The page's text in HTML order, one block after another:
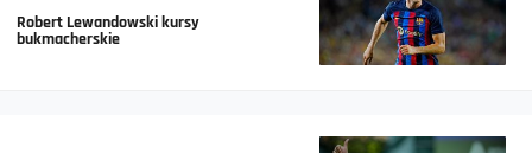
Robert Lewandowski kursy
bukmacherskie